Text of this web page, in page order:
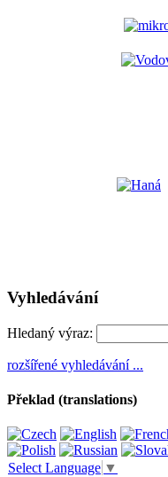
Vyhledávání
Hledaný výraz:
rozšířené vyhledávání ...
Překlad (translations)
Select Language ▼